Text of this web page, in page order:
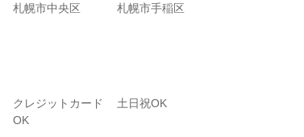
札幌市中央区
札幌市手稲区
クレジットカード
OK
土日祝OK